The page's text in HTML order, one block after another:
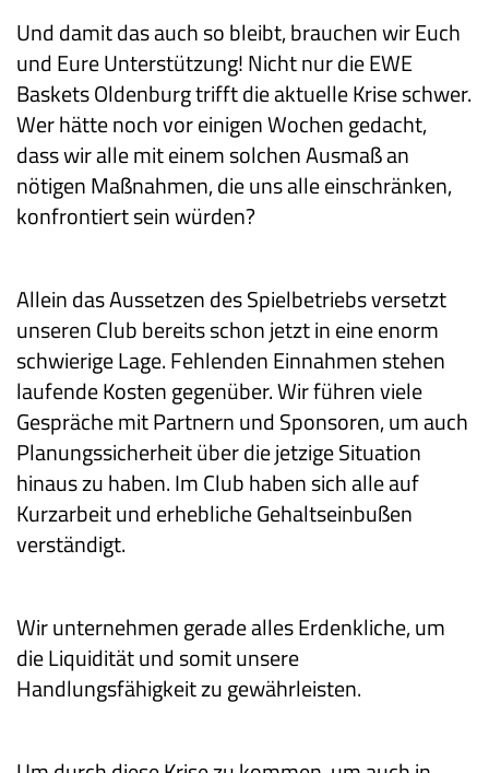
Und damit das auch so bleibt, brauchen wir Euch
und Eure Unterstützung! Nicht nur die EWE
Baskets Oldenburg trifft die aktuelle Krise schwer.
Wer hätte noch vor einigen Wochen gedacht,
dass wir alle mit einem solchen Ausmaß an
nötigen Maßnahmen, die uns alle einschränken,
konfrontiert sein würden?
Allein das Aussetzen des Spielbetriebs versetzt
unseren Club bereits schon jetzt in eine enorm
schwierige Lage. Fehlenden Einnahmen stehen
laufende Kosten gegenüber. Wir führen viele
Gespräche mit Partnern und Sponsoren, umauch
Planungssicherheit über die jetzige Situation
hinaus zu haben. Im Club haben sich alle auf
Kurzarbeit und erhebliche Gehaltseinbußen
verständigt.
Wir unternehmen gerade alles Erdenkliche, um
die Liquidität und somit unsere
Handlungsfähigkeit zu gewährleisten.